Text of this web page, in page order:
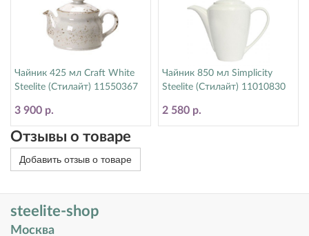
Чайник 425 мл Craft White
Steelite (Стилайт) 11550367
3 900 р.
Чайник 850 мл Simplicity
Steelite (Стилайт) 11010830
2 580 р.
Отзывы о товаре
Добавить отзыв о товаре
steelite-shop
Москва